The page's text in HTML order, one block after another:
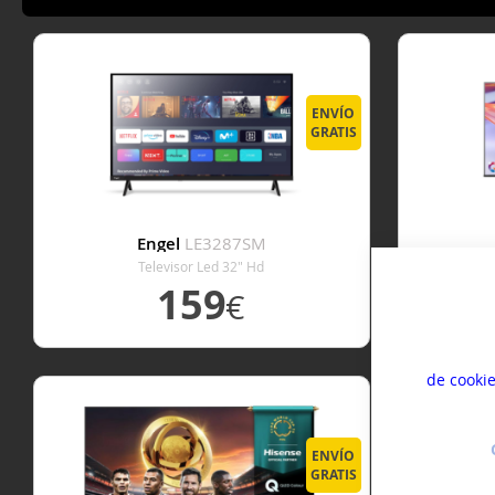
de
ENVÍO
GRATIS
Engel LE3287SM
Televisor Led 32" Hd
159€
VER DETALLE
ENVÍO
GRATIS